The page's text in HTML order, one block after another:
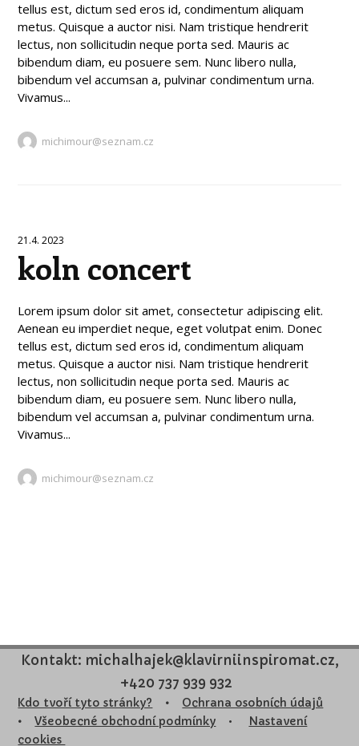
tellus est, dictum sed eros id, condimentum aliquam
metus. Quisque a auctor nisi. Nam tristique hendrerit
lectus, non sollicitudin neque porta sed. Mauris ac
bibendum diam, eu posuere sem. Nunc libero nulla,
bibendum vel accumsan a, pulvinar condimentum urna.
Vivamus...
michimour@seznam.cz
21.4. 2023
koln concert
Lorem ipsum dolor sit amet, consectetur adipiscing elit.
Aenean eu imperdiet neque, eget volutpat enim. Donec
tellus est, dictum sed eros id, condimentum aliquam
metus. Quisque a auctor nisi. Nam tristique hendrerit
lectus, non sollicitudin neque porta sed. Mauris ac
bibendum diam, eu posuere sem. Nunc libero nulla,
bibendum vel accumsan a, pulvinar condimentum urna.
Vivamus...
michimour@seznam.cz
Kontakt: michalhajek@klavirniinspiromat.cz,
+420 737 939 932
Kdo tvoří tyto stránky? •
Ochrana osobních údajů
•
Všeobecné obchodní podmínky • Nastavení
cookies